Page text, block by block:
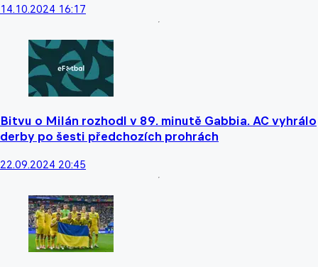
14.10.2024 16:17
Bitvu o Milán rozhodl v 89. minutě Gabbia. AC vyhrálo
derby po šesti předchozích prohrách
22.09.2024 20:45